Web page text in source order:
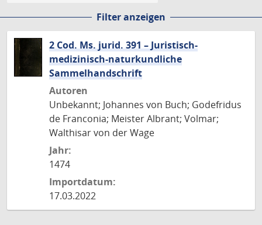
Filter anzeigen
2 Cod. Ms. jurid. 391 – Juristisch-
medizinisch-naturkundliche
Sammelhandschrift
Autoren
Unbekannt; Johannes von Buch; Godefridus
de Franconia; Meister Albrant; Volmar;
Walthisar von der Wage
Jahr:
1474
Importdatum:
17.03.2022